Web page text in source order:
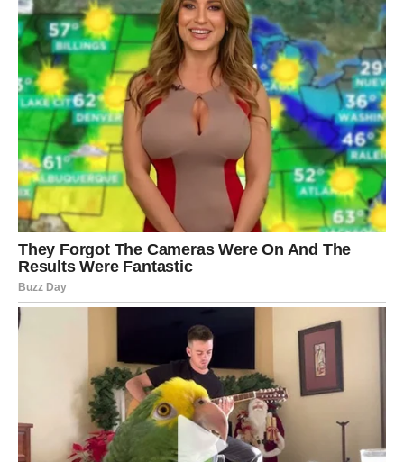
Ruke stavite ispod glave
Noge savijte u koljenima, stopala oslonite na pod
Uz dubok izdah, lagano podižite glavu i ramena prema
koljenima, dok grudi ostaju mirne. Zadržite kratko i vratite se
nazad. Uradite10–15 ponavljanja .
Ova vježba pomaže uistezanju donjeg dijela kičme, jača
trbušne mišiće i poboljšava cirkulaciju u gornjem dijelu tijela.